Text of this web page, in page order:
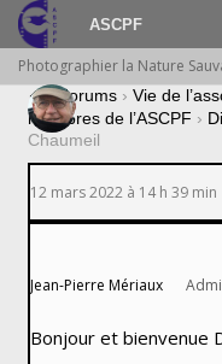
ASCPF
Photographier la Nature
› Forums › Vie de
membres de l’ASCPF ›
Chaumeil
12 mars 2022 à 14 h 39 min
Jean-Pierre Mériaux
Bonjour et bienvenue